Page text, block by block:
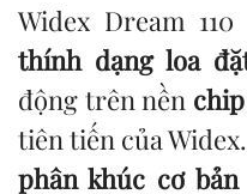
Widex Dream
thính dạng loa
động trên nền
tiên tiến của
phân khúc cơ bản